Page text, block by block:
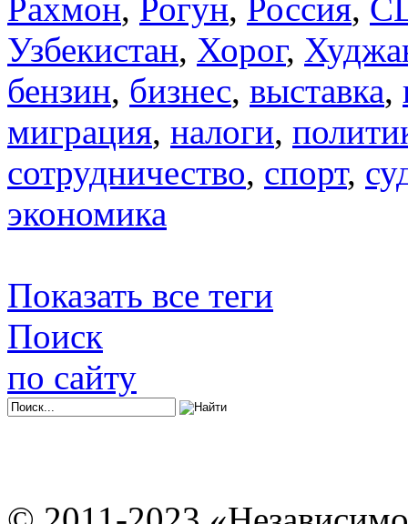
Рахмон, Рогун, Россия,
Узбекистан, Хорог,
бензин, бизнес, выставка,
миграция, налоги,
сотрудничество, спорт,
экономика
Показать все теги
Поиск
по сайту